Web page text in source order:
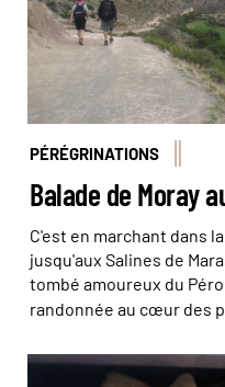
PÉRÉGRINATIONS
Balade de Moray
C'est en marchant dans
jusqu'aux Salines de
tombé amoureux du
randonnée au cœur des
Du bon café péruvien…